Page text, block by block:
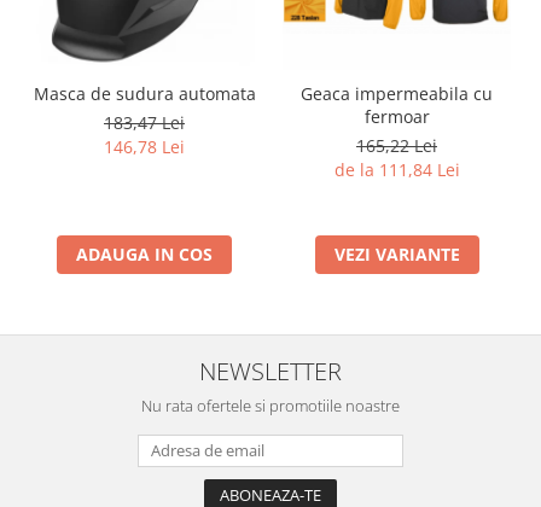
Masca de sudura automata
183,47 Lei
146,78 Lei
ADAUGA IN COS
Geaca impermeabila cu
fermoar
165,22 Lei
de la 111,84 Lei
VEZI VARIANTE
NEWSLETTER
Nu rata ofertele si promotiile noastre